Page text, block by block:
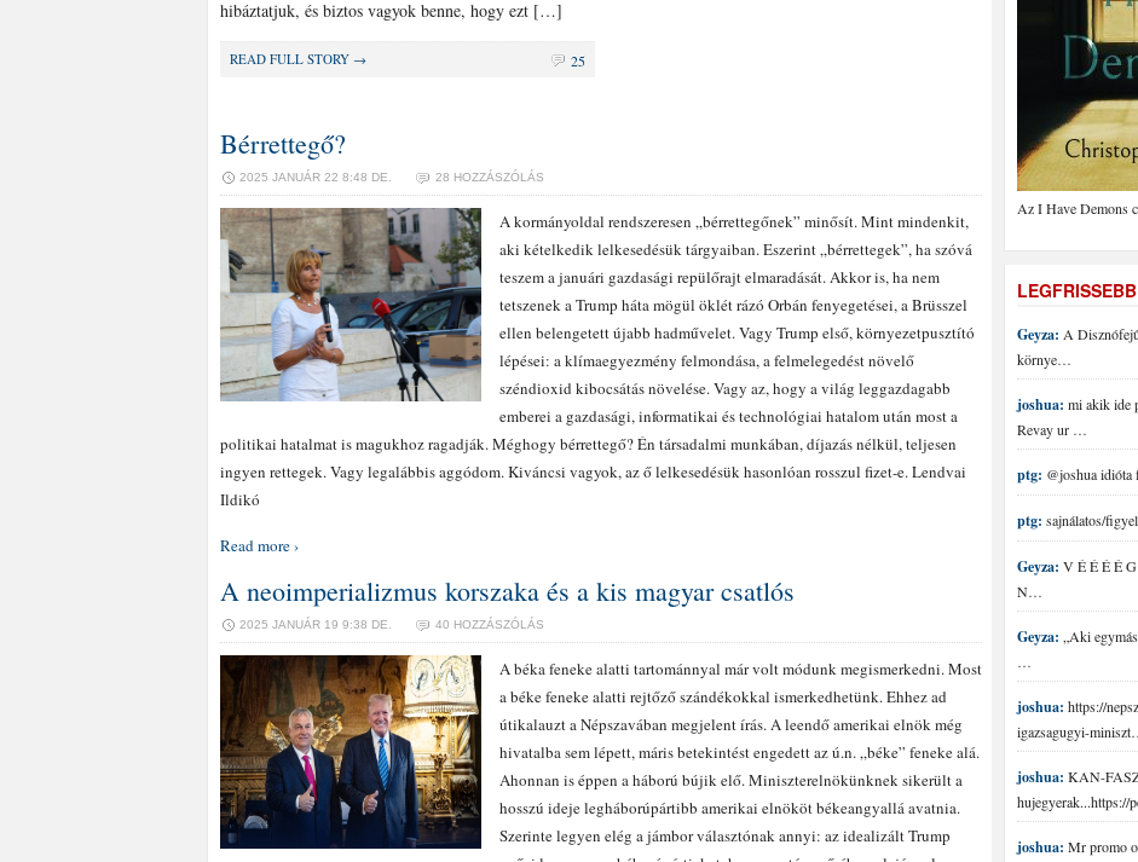
hibáztatjuk, és biztos vagyok benne, hogy ezt […]
READ FULL STORY → 25
Bérrettegő?
2025 JANUÁR 22 8:48 DE. 28 HOZZÁSZÓLÁS
A kormányoldal rendszeresen „bérrettegőnek” minősít. Mint mindenkit,
aki kételkedik lelkesedésük tárgyaiban. Eszerint „bérrettegek”, ha szóvá
teszem a januári gazdasági repülőrajt elmaradását. Akkor is, ha nem
tetszenek a Trump háta mögül öklét rázó Orbán fenyegetései, a Brüsszel
ellen belengetett újabb hadművelet. Vagy Trump első, környezetpusztító
lépései: a klímaegyezmény felmondása, a felmelegedést növelő
széndioxid kibocsátás növelése. Vagy az, hogy a világ leggazdagabb
emberei a gazdasági, informatikai és technológiai hatalom után most a
politikai hatalmat is magukhoz ragadják. Méghogy bérrettegő? Én társadalmi munkában, díjazás nélkül, teljesen
ingyen rettegek. Vagy legalábbis aggódom. Kiváncsi vagyok, az ő lelkesedésük hasonlóan rosszul fizet-e. Lendvai
Ildikó
Read more ›
A neoimperializmus korszaka és a kis magyar csatlós
2025 JANUÁR 19 9:38 DE. 40 HOZZÁSZÓLÁS
A béka feneke alatti tartománnyal már volt módunk megismerkedni. Most
a béke feneke alatti rejtőző szándékokkal ismerkedhetünk. Ehhez ad
útikalauzt a Népszavában megjelent írás. A leendő amerikai elnök még
hivatalba sem lépett, máris betekintést engedett az ú.n. „béke” feneke alá.
Ahonnan is éppen a háború bújik elő. Miniszterelnökünknek sikerült a
hosszú ideje legháborúpártibb amerikai elnököt békeangyallá avatnia.
Szerinte legyen elég a jámbor választónak annyi: az idealizált Trump
Az I Have Demons
Geyza: A
környe…
joshua: mi akik ide
Revay ur …
ptg: @joshua idióta
ptg: sajnálatos/
Geyza: V É É É É
N…
Geyza: „Aki
…
joshua: https://
igazsagugyi-
joshua: KAN-
hujegyerak...https://
joshua: Mr promo